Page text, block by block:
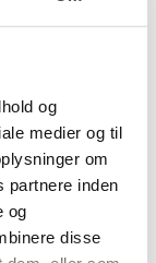
og
medier og til
om
partnere inden
og
disse
kt. guld